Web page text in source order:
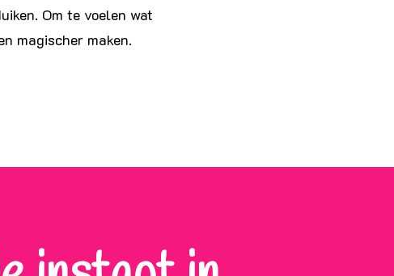
Om te voelen wat
magischer maken.